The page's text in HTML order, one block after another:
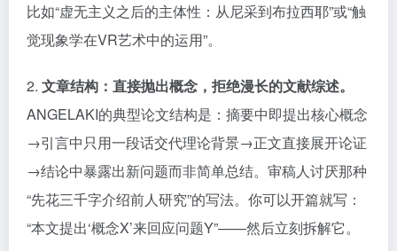
比如“虚无主义之后的主体性：从尼采到布拉西耶”或“触
觉现象学在VR艺术中的运用”。
2. 文章结构：直接抛出概念，拒绝漫长的文献综述。
ANGELAKI的典型论文结构是：摘要中即提出核心概念
→引言中只用一段话交代理论背景→正文直接展开论证
→结论中暴露出新问题而非简单总结。审稿人讨厌那种
“先花三千字介绍前人研究”的写法。你可以开篇就写：
“本文提出‘概念X’来回应问题Y”——然后立刻拆解它。